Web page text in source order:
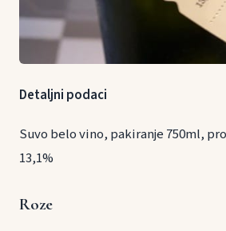
Detaljni podaci
Suvo belo vino, pakiranje 750ml,
13,1%
Roze